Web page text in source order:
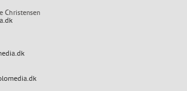
Christensen